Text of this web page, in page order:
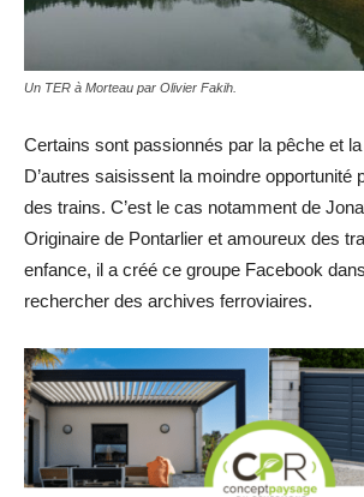
Un TER à Morteau par Olivier Fakih.
Certains sont passionnés par la pêche et
D’autres saisissent la moindre opportunité
des trains. C’est le cas notamment de
Originaire de Pontarlier et amoureux des
enfance, il a créé ce groupe Facebook
rechercher des archives ferroviaires.